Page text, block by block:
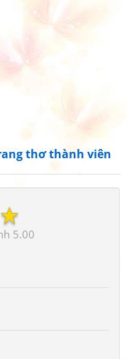
thơ thành viên
☆
5.00